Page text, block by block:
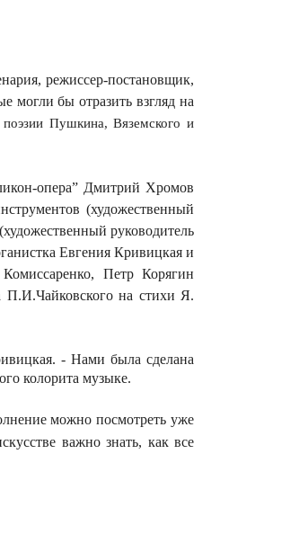
режиссер-постановщик,
могли бы отразить взгляд на
Пушкина, Вяземского и
опера” Дмитрий Хромов
(художественный
руководитель
Евгения Кривицкая и
Петр Корягин
П.И.Чайковского на стихи Я.
- Нами была сделана
колорита музыке.
можно посмотреть уже
важно знать, как все